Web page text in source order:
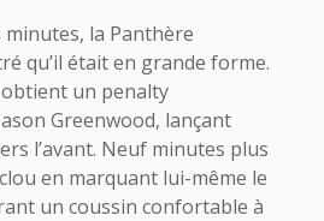
la Panthère
qu’il était en grande forme.
un penalty
Greenwood, lançant
l’avant. Neuf minutes plus
en marquant lui-même le
un coussin confortable à